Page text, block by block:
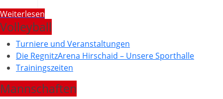
Weiterlesen
Volleyball
Turniere und Veranstaltungen
Die RegnitzArena Hirschaid – Unsere Sporthalle
Trainingszeiten
Mannschaften